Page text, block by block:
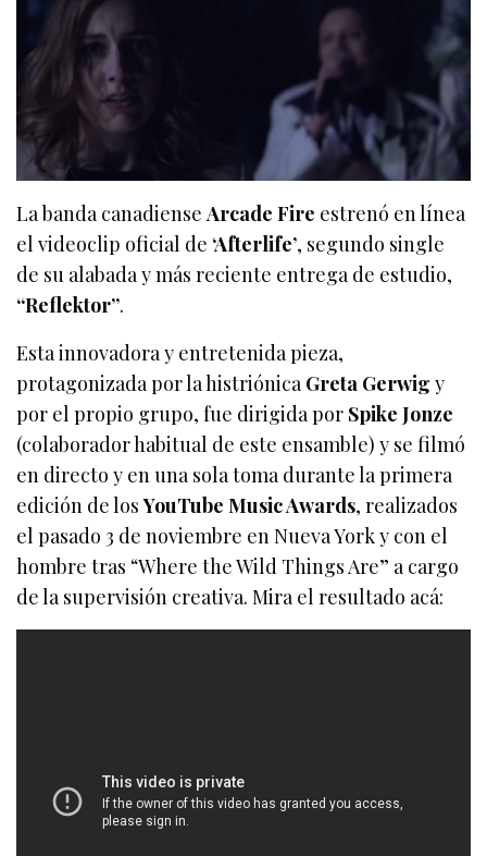
La banda canadienseArcade Fire estrenó en línea
el videoclip oficial de ‘Afterlife’, segundo single
de su alabada y más reciente entrega de estudio,
“Reflektor”.
Esta innovadora y entretenida pieza,
protagonizada por la histriónicaGreta Gerwig y
por el propio grupo, fue dirigida por Spike Jonze
(colaborador habitual de este ensamble) y se filmó
en directo y en una sola toma durante la primera
edición de losYouTube Music Awards, realizados
el pasado 3 de noviembre en Nueva York y con el
hombre tras “Where the Wild Things Are” a cargo
de la supervisión creativa. Mira el resultado acá: